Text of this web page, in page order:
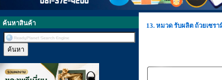
ค้นหาสินค้า 13. หมวด รับผลิต ถ้วยเซร